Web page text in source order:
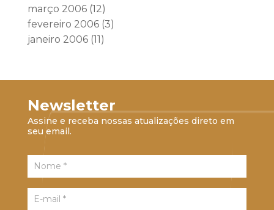
março 2006(12)
fevereiro 2006(3)
janeiro 2006(11)
Newsletter
Assine e receba nossas atualizações direto em
seu email.